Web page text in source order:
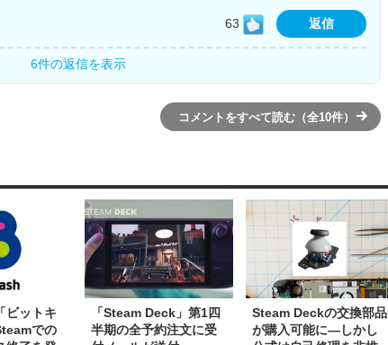
63 返信
6件の返信を表示
コメントをすべて読む（全10件）
ビットキ
での
「Steam Deck」第1四
半期の全予約注文に受
Steam Deckの交換部品
が購入可能に―しかし